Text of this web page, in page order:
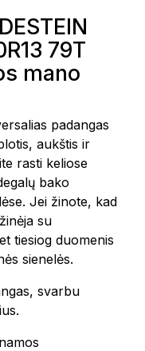
79T
mano
padangas
aukštis ir
rasti keliose
bako
Jei žinote, kad
su
tiesiog duomenis
sienelės.
svarbu